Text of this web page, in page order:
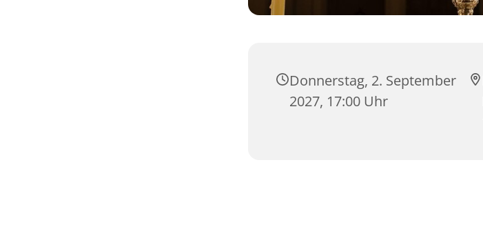
Donnerstag, 2. September
2027, 17:00 Uhr